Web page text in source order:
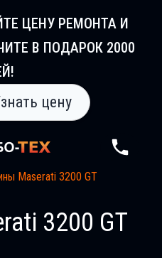
ЦЕНУ РЕМОНТА И
В ПОДАРОК 2000
цену
Maserati 3200 GT
3200 GT